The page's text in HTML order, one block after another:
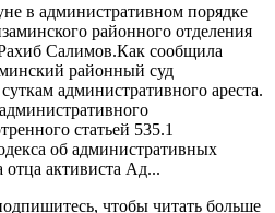
в административном порядке
районного отделения
Салимов.Как сообщила
районный суд
административного ареста.
статьей 535.1
об административных
активиста Ад...
чтобы читать больше